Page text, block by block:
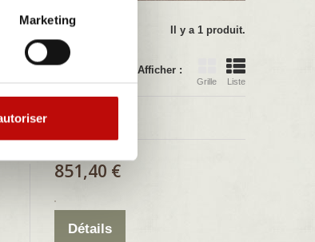
Marketing
Il y a 1 produit.
Afficher :
Grille Liste
851,40 €
Détails